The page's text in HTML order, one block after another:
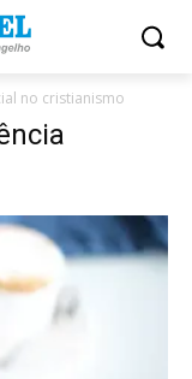
no cristianismo